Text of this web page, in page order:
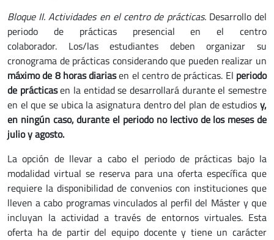
Bloque II. Actividades en el centro de prácticas.Desarrollo del
periodo de prácticas presencial en el centro
colaborador. Los/las estudiantes deben organizar su
cronograma de prácticas considerando que pueden realizar un
máximo de 8 horas diariasen el centro de prácticas. El periodo
de prácticasen la entidad se desarrollará durante el semestre
en el que se ubica la asignatura dentro del plan de estudios y,
en ningún caso, durante el periodo no lectivo de los meses de
julio y agosto.
La opción de llevar a cabo el periodo de prácticas bajo la
modalidad virtual se reserva para una oferta específica que
requiere la disponibilidad de convenios con instituciones que
lleven a cabo programas vinculados al perfil del Máster y que
incluyan la actividad a través de entornos virtuales. Esta
oferta ha de partir del equipo docente y tiene un carácter